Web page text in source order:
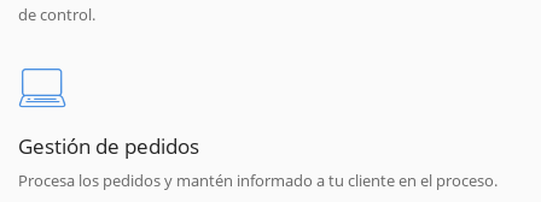
de control.
Gestión de pedidos
Procesa los pedidos y mantén informado a tu cliente en el proceso.